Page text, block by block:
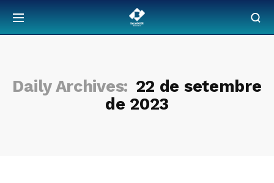
Daily Archives: 22 de setembre
de 2023